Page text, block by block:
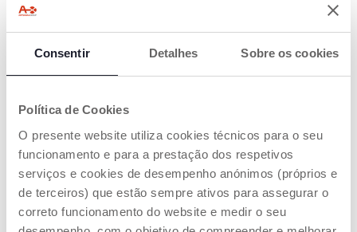
Consentir Detalhes Sobre os cookies
Política de Cookies
O presente website utiliza cookies técnicos para o seu
funcionamento e para a prestação dos respetivos
serviços e cookies de desempenho anónimos (próprios e
de terceiros) que estão sempre ativos para assegurar o
correto funcionamento do website e medir o seu
+ VARIANTES
Tetina Physio - Silicone
€ 9,99
Água do mar isotónica
Physioclean
€ 7,99